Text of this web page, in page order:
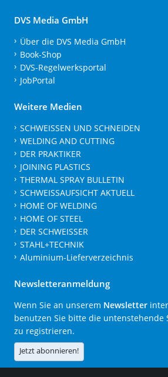
DVS Media GmbH
Über die DVS Media GmbH
Book-Shop
DVS-Regelwerksportal
JobPortal
Weitere Medien
SCHWEISSEN UND SCHNEIDEN
WELDING AND CUTTING
DER PRAKTIKER
JOINING PLASTICS
THERMAL SPRAY BULLETIN
SCHWEISSAUFSICHT AKTUELL
HOME OF WELDING
HOME OF STEEL
DER SCHWEISSER
STAHL+TECHNIK
Aluminium-Lieferverzeichnis
Newsletteranmeldung
Wenn Sie an unserem Newsletter
benutzen Sie bitte die untenstehende
zu registrieren.
Jetzt abonnieren!